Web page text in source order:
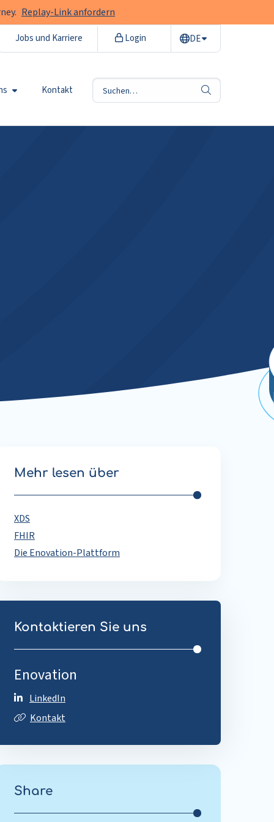
Replay-Link anfordern
Kontakt
Suche
Jobs und Karriere Login DE
Mehr lesen über
XDS
FHIR
Die Enovation-Plattform
Kontaktieren Sie uns
Enovation
LinkedIn
Kontakt
Share